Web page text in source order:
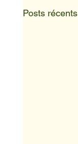
Posts récents